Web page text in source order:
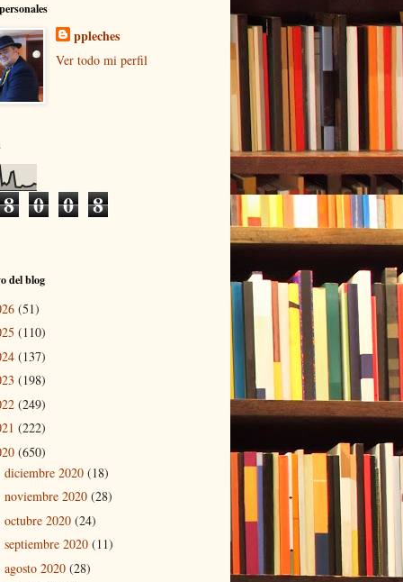
ppleches
Ver todo mi perfil
8 0 0 8
del blog
(51)
(110)
(137)
(198)
(249)
(222)
(650)
diciembre 2020 (18)
noviembre 2020 (28)
octubre 2020 (24)
septiembre 2020 (11)
agosto 2020 (28)